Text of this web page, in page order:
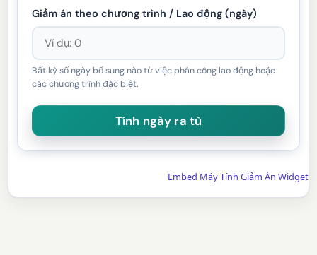
Giảm án theo chương trình / Lao động (ngày)
Bất kỳ số ngày bổ sung nào từ việc phân công lao động hoặc
các chương trình đặc biệt.
Embed Máy Tính Giảm Án Widget